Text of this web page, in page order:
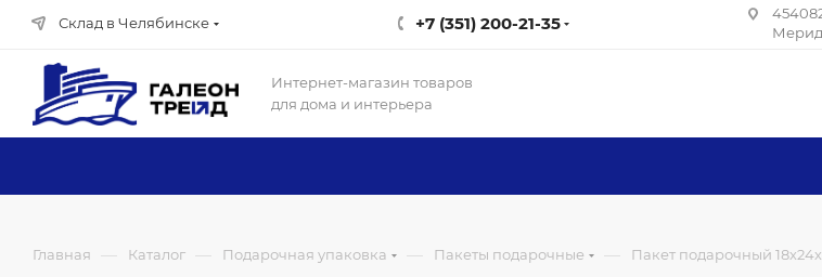
Склад в Челябинске +7 (351) 200-21-35
Интернет-магазин товаров
для дома и интерьера
Главная — Каталог — Подарочная упаковка — Пакеты подарочные — Пакет подарочный